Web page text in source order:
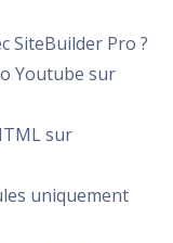
SiteBuilder Pro ?
Youtube sur
sur
uniquement